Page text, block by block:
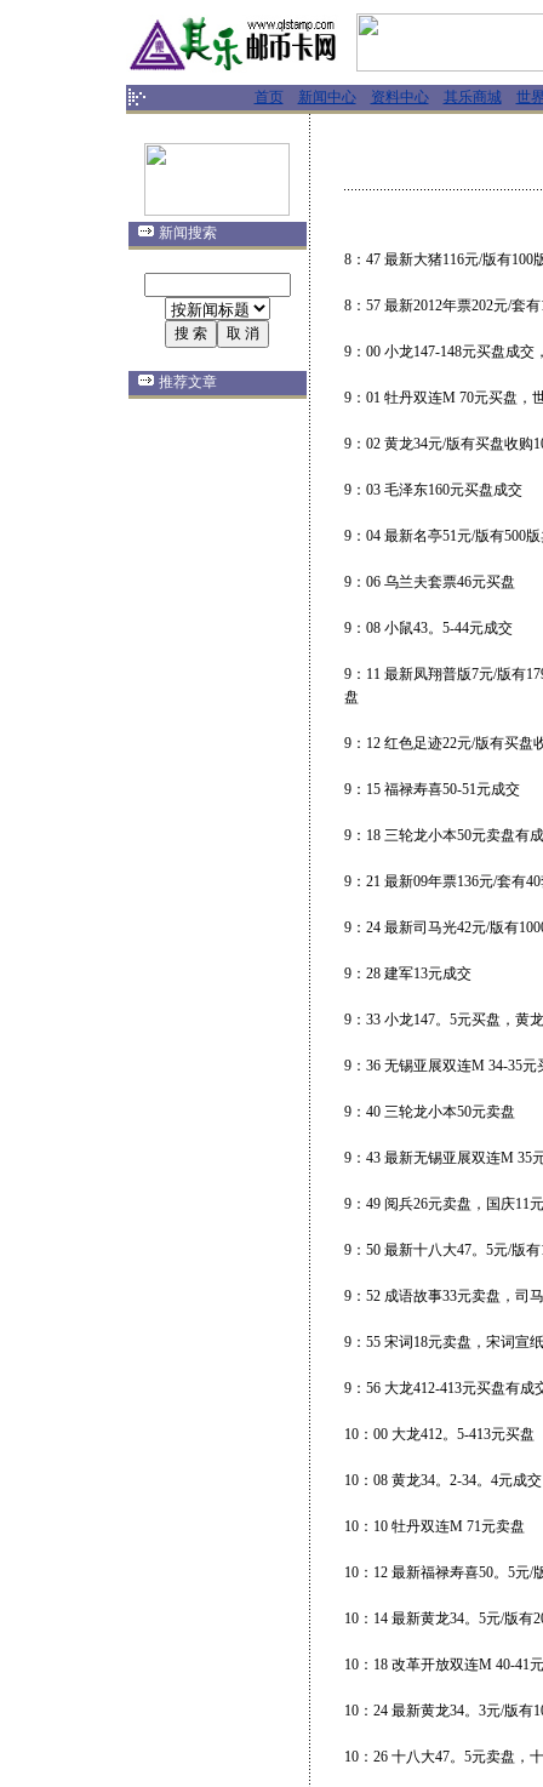
首页 新闻中心 资料中心 其乐商城 世
新闻搜索
推荐文章
8：47 最新大猪116元/版有100
8：57 最新2012年票202元/套
9：00 小龙147-148元买盘成
9：01 牡丹双连M 70元买盘，
9：02 黄龙34元/版有买盘收购
9：03 毛泽东160元买盘成交
9：04 最新名亭51元/版有500
9：06 乌兰夫套票46元买盘
9：08 小鼠43。5-44元成交
9：11 最新凤翔普版7元/版有
盘
9：12 红色足迹22元/版有买盘
9：15 福禄寿喜50-51元成交
9：18 三轮龙小本50元卖盘有
9：21 最新09年票136元/套有
9：24 最新司马光42元/版有
9：28 建军13元成交
9：33 小龙147。5元买盘，黄
9：36 无锡亚展双连M 34-35元
9：40 三轮龙小本50元卖盘
9：43 最新无锡亚展双连M 35
9：49 阅兵26元卖盘，国庆11元
9：50 最新十八大47。5元/版
9：52 成语故事33元卖盘，司
9：55 宋词18元卖盘，宋词宣
9：56 大龙412-413元买盘有
10：00 大龙412。5-413元买盘
10：08 黄龙34。2-34。4元成交
10：10 牡丹双连M 71元卖盘
10：12 最新福禄寿喜50。5元/
10：14 最新黄龙34。5元/版有
10：18 改革开放双连M 40-41
10：24 最新黄龙34。3元/版有
10：26 十八大47。5元卖盘，